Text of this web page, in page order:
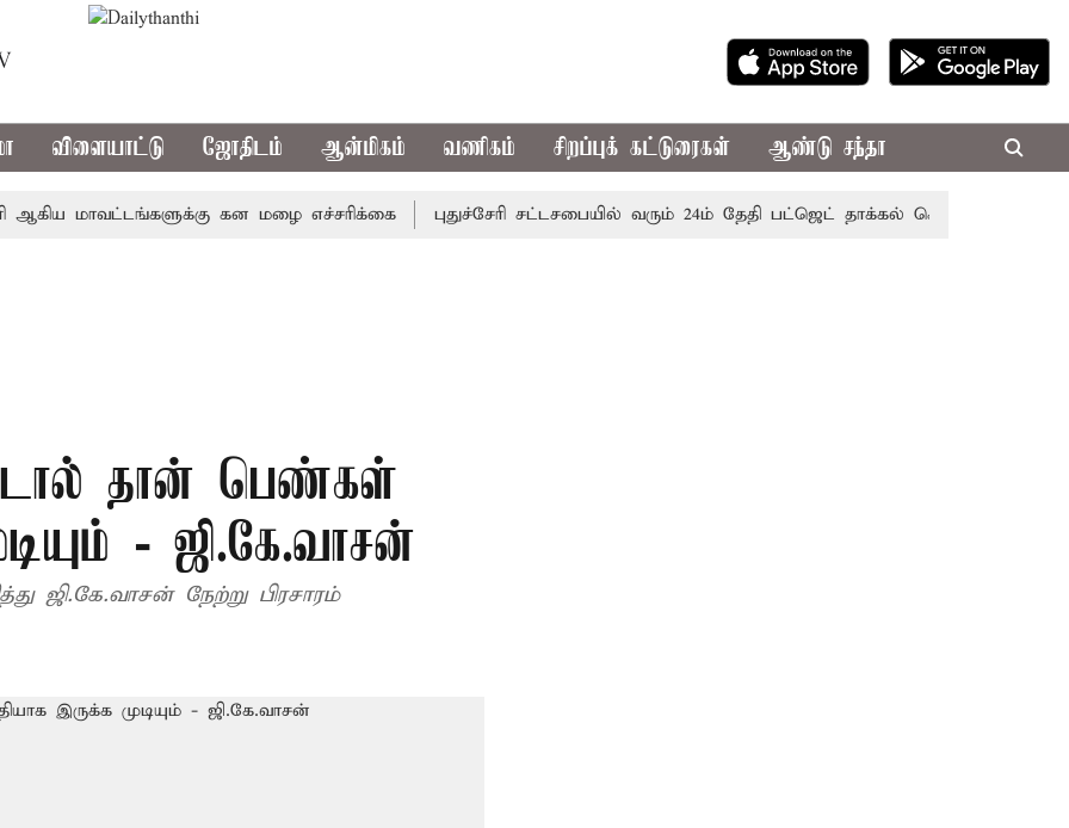
விளையாட்டு ஜோதிடம் ஆன்மிகம் வணிகம் சிறப்புக் கட்டுரைகள் ஆண்டு சந்தா
மாவட்டங்களுக்கு கன மழை எச்சரிக்கை புதுச்சேரி சட்டசபையில் வரும் 24ம் தேதி பட்ஜெட் தாக்கல் செய்கிறார் முதல்-
தான் பெண்கள்
- ஜி.கே.வாசன்
ஜி.கே.வாசன் நேற்று பிரசாரம்